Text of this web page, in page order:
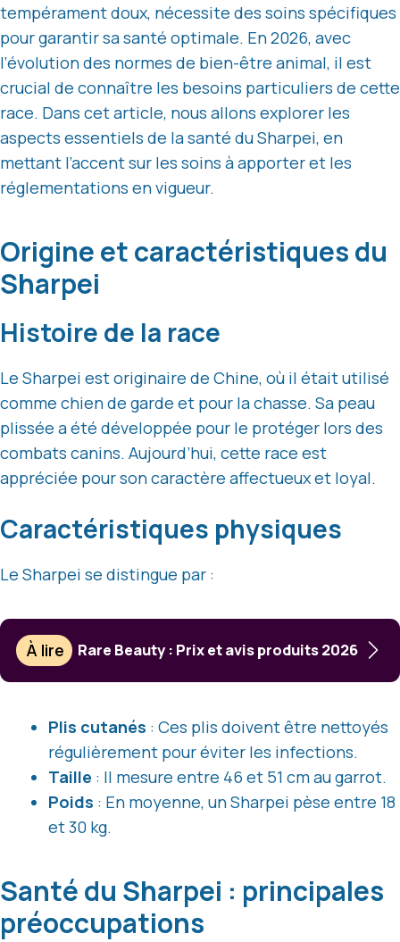
tempérament doux, nécessite des soins spécifiques
pour garantir sa santé optimale. En 2026, avec
l’évolution des normes de bien-être animal, il est
crucial de connaître les besoins particuliers de cette
race. Dans cet article, nous allons explorer les
aspects essentiels de la santé du Sharpei, en
mettant l’accent sur les soins à apporter et les
réglementations en vigueur.
Origine et caractéristiques du
Sharpei
Histoire de la race
Le Sharpei est originaire de Chine, où il était utilisé
comme chien de garde et pour la chasse. Sa peau
plissée a été développée pour le protéger lors des
combats canins. Aujourd’hui, cette race est
appréciée pour son caractère affectueux et loyal.
Caractéristiques physiques
Le Sharpei se distingue par :
À lire Rare Beauty : Prix et avis produits 2026
Plis cutanés : Ces plis doivent être nettoyés
régulièrement pour éviter les infections.
Taille : Il mesure entre 46 et 51 cm au garrot.
Poids : En moyenne, un Sharpei pèse entre 18
et 30 kg.
Santé du Sharpei : principales
préoccupations